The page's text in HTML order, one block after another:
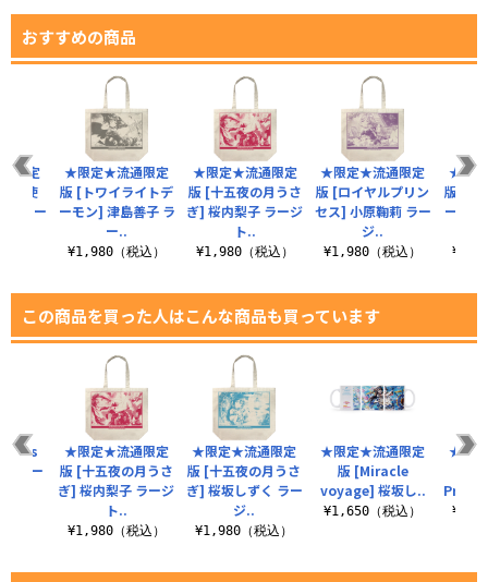
おすすめの商品
★限定★流通限定
版 [十五夜の月うさ
ぎ] 桜内梨子 ラージ
ト..
¥1,980（税込）
★限定★流通限定
版 [ロイヤルプリン
セス] 小原鞠莉 ラー
ジ..
¥1,980（税込）
★限
版 [マ
ーバ
限定
の使
ラー
★限定★流通限定
版 [トワイライトデ
ーモン] 津島善子 ラ
ー..
¥1,980（税込）
この商品を買った人はこんな商品も買っています
★限定★流通限定
版 [十五夜の月うさ
ぎ] 桜坂しずく ラー
ジ..
¥1,980（税込）
★限定★流通限定
版 [Miracle
voyage] 桜坂し..
¥1,650（税込）
★限
トー
★限定★流通限定
版 [十五夜の月うさ
ぎ] 桜内梨子 ラージ
ト..
¥1,980（税込）